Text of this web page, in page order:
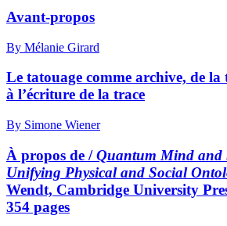
Avant-propos
By Mélanie Girard
Le tatouage comme archive, de la
à l’écriture de la trace
By Simone Wiener
À propos de /Quantum Mind and
Unifying Physical and Social
Wendt, Cambridge University
354 pages